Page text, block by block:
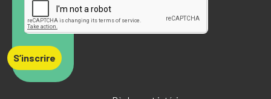
S’inscrire